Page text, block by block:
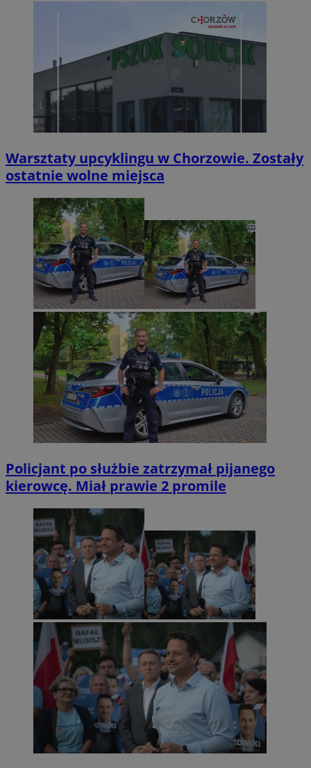
Warsztaty upcyklingu w Chorzowie. Zostały
ostatnie wolne miejsca
Policjant po służbie zatrzymał pijanego
kierowcę. Miał prawie 2 promile